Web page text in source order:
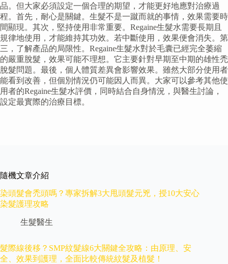
品。但大家必須設定一個合理的期望，才能更好地應對治療過
程。首先，耐心是關鍵。生髮不是一蹴而就的事情，效果需要時
間顯現。其次，堅持使用非常重要。Regaine生髮水需要長期且
規律地使用，才能維持其功效。若中斷使用，效果便會消失。第
三，了解產品的局限性。Regaine生髮水對於毛囊已經完全萎縮
的嚴重脫髮，效果可能不理想。它主要針對早期至中期的雄性禿
脫髮問題。最後，個人體質差異會影響效果。雖然大部分使用者
能看到改善，但個別情況仍可能因人而異。大家可以參考其他使
用者的Regaine生髮水評價，同時結合自身情況，與醫生討論，
設定最實際的治療目標。
隨機文章介紹
染頭髮會禿頭嗎？專家拆解3大甩頭髮元兇，授10大安心
染髮護理攻略
生髮醫生
髮際線後移？SMP紋髮線6大關鍵全攻略：由原理、安
全、效果到護理，全面比較傳統紋髮及植髮！